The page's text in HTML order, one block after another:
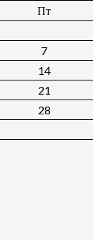
Пт
7
14
21
28